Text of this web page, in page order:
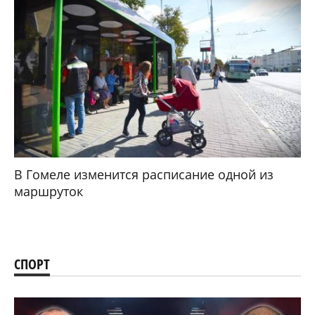
В Гомеле изменится расписание одной из
маршруток
СПОРТ